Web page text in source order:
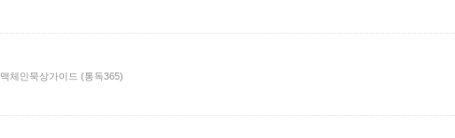
맥체인묵상가이드 (통독365)